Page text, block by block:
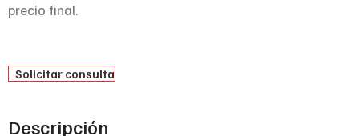
precio final.
Solicitar consulta
Descripción